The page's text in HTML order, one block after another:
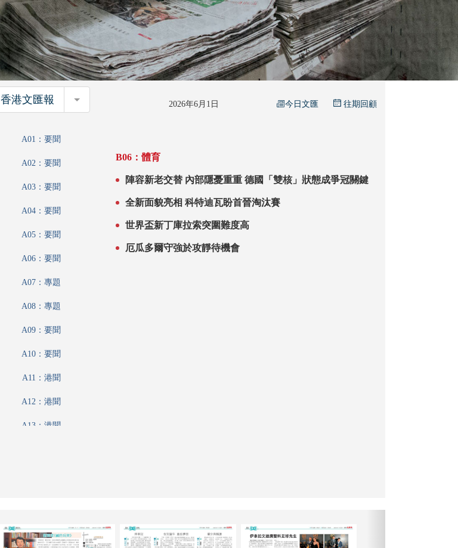
香港文匯報 香港文匯報 2026年6月1日 今日文匯 往期回顧
A01：要聞
A02：要聞
A03：要聞
A04：要聞
A05：要聞
A06：要聞
A07：專題
A08：專題
A09：要聞
A10：要聞
A11：港聞
A12：港聞
A13：港聞
A18：專題
B06：體育
陣容新老交替 內部隱憂重重 德國「雙核」狀態成爭冠關鍵
全新面貌亮相 科特迪瓦盼首晉淘汰賽
世界盃新丁庫拉索突圍難度高
厄瓜多爾守強於攻靜待機會